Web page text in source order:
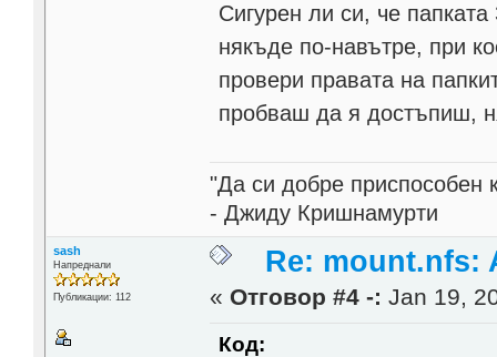
Сигурен ли си, че
някъде по-навътре, при
провери правата на
пробваш да я достъпиш,
"Да си добре приспособен
- Джиду Кришнамурти
sash
Напреднали
Публикации: 112
Re: mount.nfs:
« Отговор #4 -: Jan 19,
Код: